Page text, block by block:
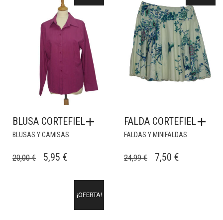
BLUSA CORTEFIEL
BLUSAS Y CAMISAS
20,00€
EL
5,95 €EL
ES:
5,95 €.
FALDA CORTEFIEL
FALDAS Y MINIFALDAS
24,99€
EL
7,50 €EL
¡OFERTA!